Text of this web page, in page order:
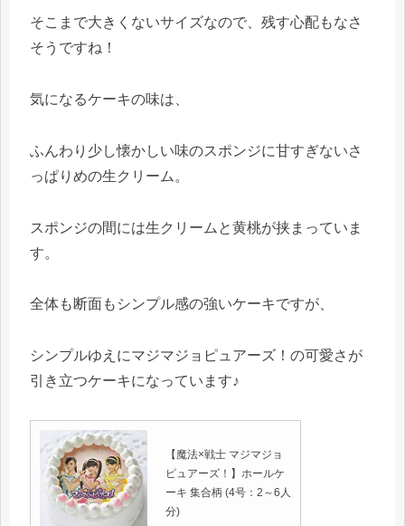
そこまで大きくないサイズなので、残す心配もなさ
そうですね！
気になるケーキの味は、
ふんわり少し懐かしい味のスポンジに甘すぎないさ
っぱりめの生クリーム。
スポンジの間には生クリームと黄桃が挟まっていま
す。
全体も断面もシンプル感の強いケーキですが、
シンプルゆえにマジマジョピュアーズ！の可愛さが
引き立つケーキになっています♪
【魔法×戦士 マジマジョ
ピュアーズ！】ホールケ
ーキ 集合柄 (4号：2～6人
分)